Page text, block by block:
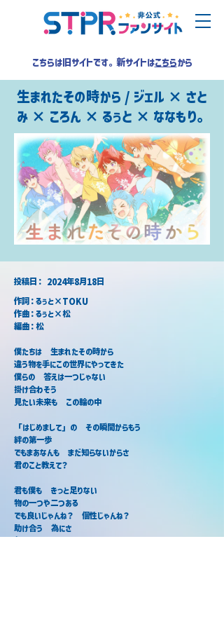
こちらは旧サイトです。新サイトはこちらから
生まれたその時から / ジェル × さと
み × ころん × るぅと × ななもり。
​投稿日： 2024年8月18日
作詞：るぅと×TOKU
作曲：るぅと×松
編曲：松
僕たちは　生まれたその時から
違う物を手にこの世界にやってきた
僕らの　答えは一つじゃない
掛け合わそう
見たい未来も　この輪の中
「はじめまして」の　その瞬間からもう
絆の第一歩
でもまあなんも　まだ知らないからさ
君のこと教えて？
君も僕も　きっと足りない
物の一つや二つある
でも良いじゃんね？　個性じゃんね？
助け合う　為にさ
欠けてんだ